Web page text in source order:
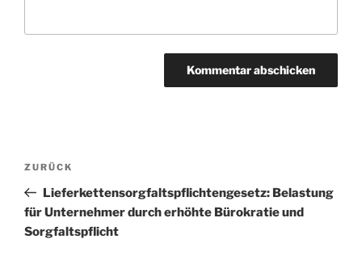
Beitragsnavigation
Vorheriger
Beitrag
ZURÜCK
Lieferkettensorgfaltspflichtengesetz: Belastung
für Unternehmer durch erhöhte Bürokratie und
Sorgfaltspflicht